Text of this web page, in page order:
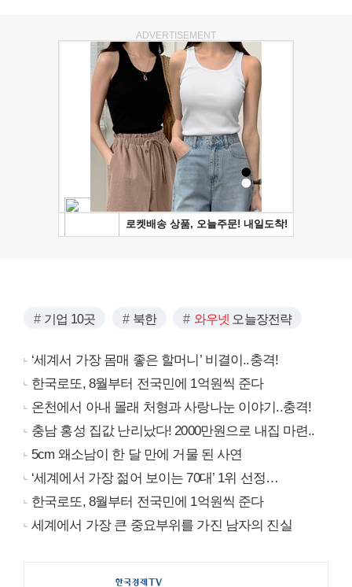
ADVERTISEMENT
기업 10곳 북한 와우넷 오늘장전략
‘세계서 가장 몸매 좋은 할머니’ 비결이..충격!
한국로또, 8월부터 전국민에 1억원씩 준다
온천에서 아내 몰래 처형과 사랑나눈 이야기..충격!
충남 홍성 집값 난리났다! 2000만원으로 내집 마련..
5cm 왜소남이 한 달 만에 거물 된 사연
‘세계에서 가장 젊어 보이는 70대’ 1위 선정…
한국로또, 8월부터 전국민에 1억원씩 준다
세계에서 가장 큰 중요부위를 가진 남자의 진실